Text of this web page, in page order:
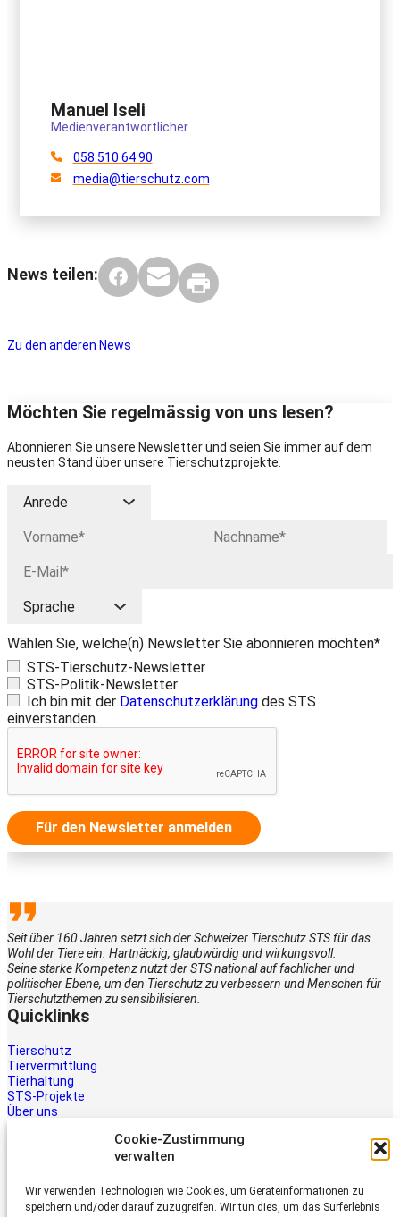
Cookie-Zustimmung
verwalten
Wir verwenden Technologien wie Cookies, um Geräteinformationen zu
speichern und/oder darauf zuzugreifen. Wir tun dies, um das Surferlebnis
Manuel Iseli
Medienverantwortlicher
058 510 64 90
media@tierschutz.com
News teilen:
Zu den anderen News
Möchten Sie regelmässig von uns lesen?
Abonnieren Sie unsere Newsletter und seien Sie immer auf dem
neusten Stand über unsere Tierschutzprojekte.
Wählen Sie, welche(n) Newsletter Sie abonnieren möchten*
STS-Tierschutz-Newsletter
STS-Politik-Newsletter
Ich bin mit der Datenschutzerklärung des STS
einverstanden.
Für den Newsletter anmelden
Seit über 160 Jahren setzt sich der Schweizer Tierschutz STS für das
Wohl der Tiere ein. Hartnäckig, glaubwürdig und wirkungsvoll.
Seine starke Kompetenz nutzt der STS national auf fachlicher und
politischer Ebene, um den Tierschutz zu verbessern und Menschen für
Tierschutzthemen zu sensibilisieren.
Quicklinks
Tierschutz
Tiervermittlung
Tierhaltung
STS-Projekte
Über uns
Tiere brauchen Hilfe – auch Ihre.
Unterstützen Sie die Arbeit des